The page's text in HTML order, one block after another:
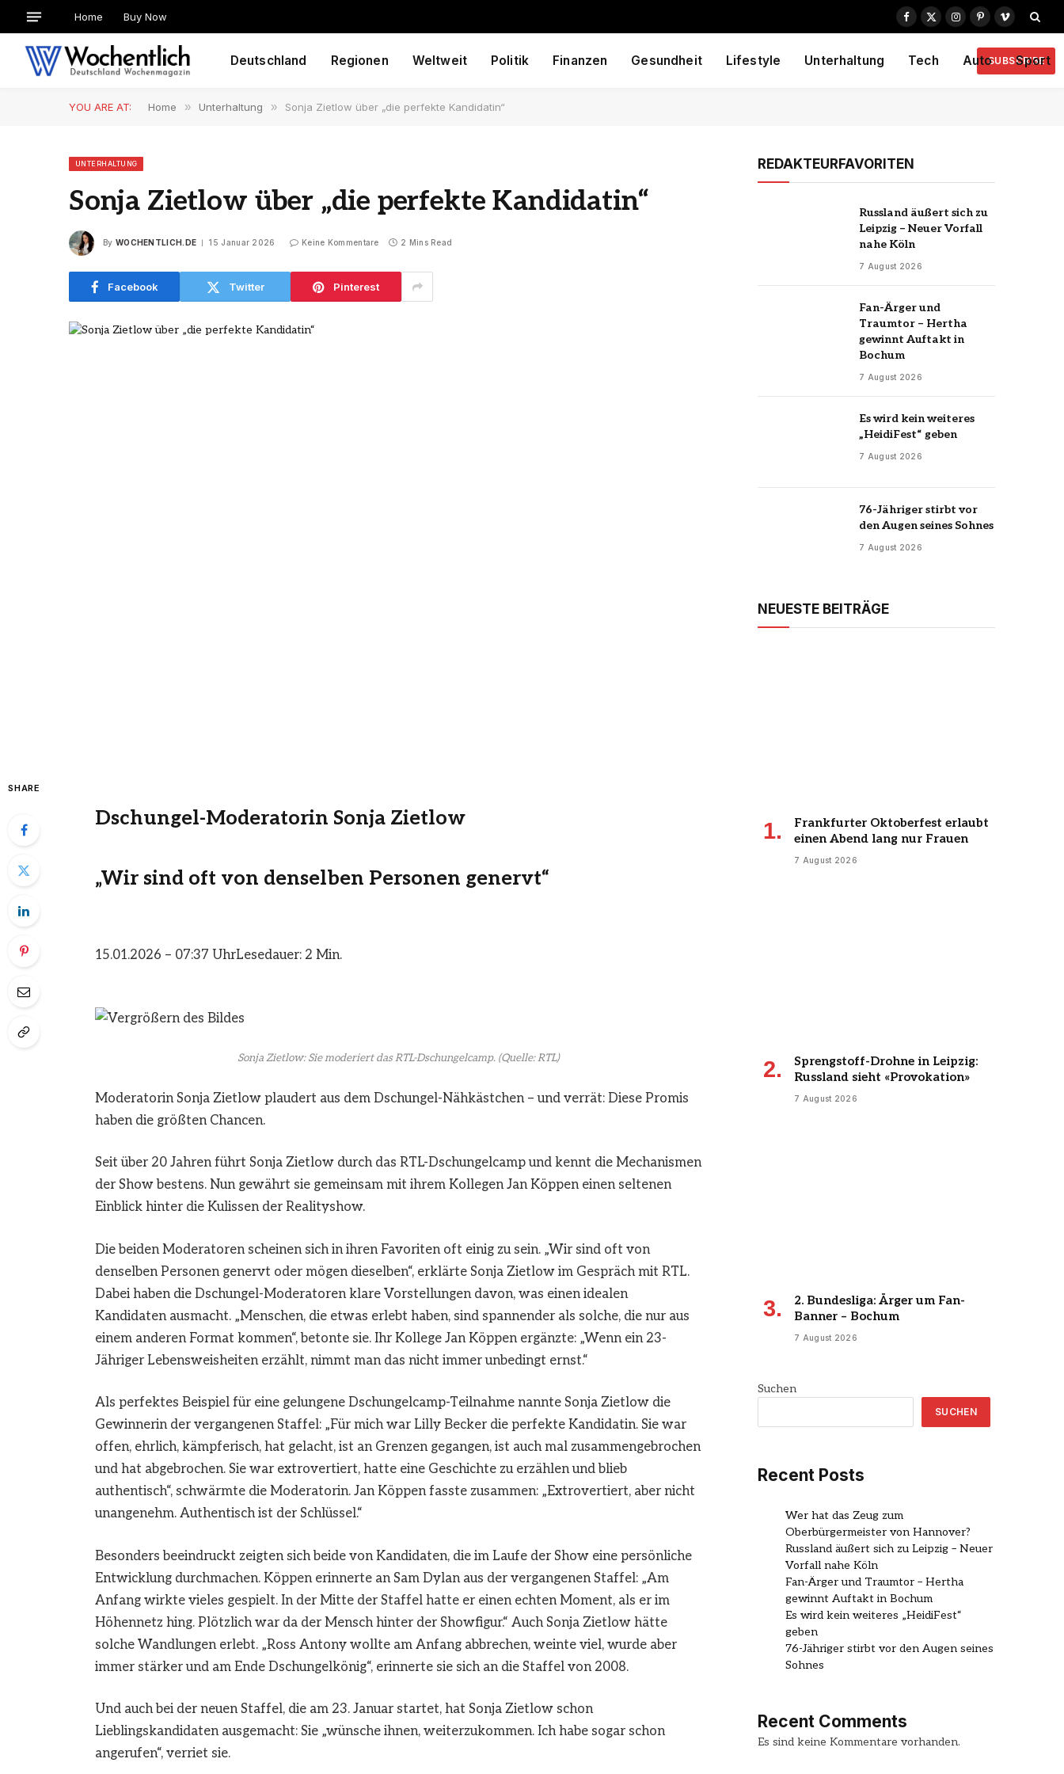
Home Buy Now
Facebook
X
Instagram
PinterestVimeo
Deutschland Regionen Weltweit Politik Finanzen Gesundheit Lifestyle Unterhaltung Tech Auto Sport
SUBSCRIBE
YOU ARE AT: Home » Unterhaltung » Sonja Zietlow über „die perfekte Kandidatin“
UNTERHALTUNG
Sonja Zietlow über „die perfekte Kandidatin“
By WOCHENTLICH.DE 15 Januar 2026 Keine Kommentare 2 Mins Read
Facebook Twitter Pinterest
SHARE
Dschungel-Moderatorin Sonja Zietlow
„Wir sind oft von denselben Personen genervt“
15.01.2026 – 07:37 UhrLesedauer: 2 Min.
Sonja Zietlow: Sie moderiert das RTL-Dschungelcamp.(Quelle: RTL)
Moderatorin Sonja Zietlow plaudert aus dem Dschungel-Nähkästchen – und verrät: Diese Promis
haben die größten Chancen.
Seit über 20 Jahren führt Sonja Zietlow durch das RTL-Dschungelcamp und kennt die Mechanismen
der Show bestens. Nun gewährt sie gemeinsam mit ihrem Kollegen Jan Köppen einen seltenen
Einblick hinter die Kulissen der Realityshow.
Die beiden Moderatoren scheinen sich in ihren Favoriten oft einig zu sein. „Wir sind oft von
denselben Personen genervt oder mögen dieselben“, erklärte Sonja Zietlow im Gespräch mit RTL.
Dabei haben die Dschungel-Moderatoren klare Vorstellungen davon, was einen idealen
Kandidaten ausmacht. „Menschen, die etwas erlebt haben, sind spannender als solche, die nur aus
einem anderen Format kommen“, betonte sie. Ihr Kollege Jan Köppen ergänzte: „Wenn ein 23-
Jähriger Lebensweisheiten erzählt, nimmt man das nicht immer unbedingt ernst.“
Als perfektes Beispiel für eine gelungene Dschungelcamp-Teilnahme nannte Sonja Zietlow die
Gewinnerin der vergangenen Staffel: „Für mich war Lilly Becker die perfekte Kandidatin. Sie war
offen, ehrlich, kämpferisch, hat gelacht, ist an Grenzen gegangen, ist auch mal zusammengebrochen
und hat abgebrochen. Sie war extrovertiert, hatte eine Geschichte zu erzählen und blieb
authentisch“, schwärmte die Moderatorin. Jan Köppen fasste zusammen: „Extrovertiert, aber nicht
unangenehm. Authentisch ist der Schlüssel.“
Besonders beeindruckt zeigten sich beide von Kandidaten, die im Laufe der Show eine persönliche
Entwicklung durchmachen. Köppen erinnerte an Sam Dylan aus der vergangenen Staffel: „Am
Anfang wirkte vieles gespielt. In der Mitte der Staffel hatte er einen echten Moment, als er im
Höhennetz hing. Plötzlich war da der Mensch hinter der Showfigur.“ Auch Sonja Zietlow hätte
solche Wandlungen erlebt. „Ross Antony wollte am Anfang abbrechen, weinte viel, wurde aber
immer stärker und am Ende Dschungelkönig“, erinnerte sie sich an die Staffel von 2008.
Und auch bei der neuen Staffel, die am 23. Januar startet, hat Sonja Zietlow schon
Lieblingskandidaten ausgemacht: Sie „wünsche ihnen, weiterzukommen. Ich habe sogar schon
angerufen“, verriet sie.
REDAKTEURFAVORITEN
Russland äußert sich zu
Leipzig – Neuer Vorfall
nahe Köln
7 August 2026
Fan-Ärger und
Traumtor – Hertha
gewinnt Auftakt in
Bochum
7 August 2026
Es wird kein weiteres
„HeidiFest“ geben
7 August 2026
76-Jähriger stirbt vor
den Augen seines Sohnes
7 August 2026
NEUESTE BEITRÄGE
Frankfurter Oktoberfest erlaubt
einen Abend lang nur Frauen
7 August 2026
Sprengstoff-Drohne in Leipzig:
Russland sieht «Provokation»
7 August 2026
2. Bundesliga: Ärger um Fan-
Banner – Bochum
7 August 2026
Suchen
SUCHEN
Recent Posts
Wer hat das Zeug zum
Oberbürgermeister von Hannover?
Russland äußert sich zu Leipzig – Neuer
Vorfall nahe Köln
Fan-Ärger und Traumtor – Hertha
gewinnt Auftakt in Bochum
Es wird kein weiteres „HeidiFest“
geben
76-Jähriger stirbt vor den Augen seines
Sohnes
Recent Comments
Es sind keine Kommentare vorhanden.